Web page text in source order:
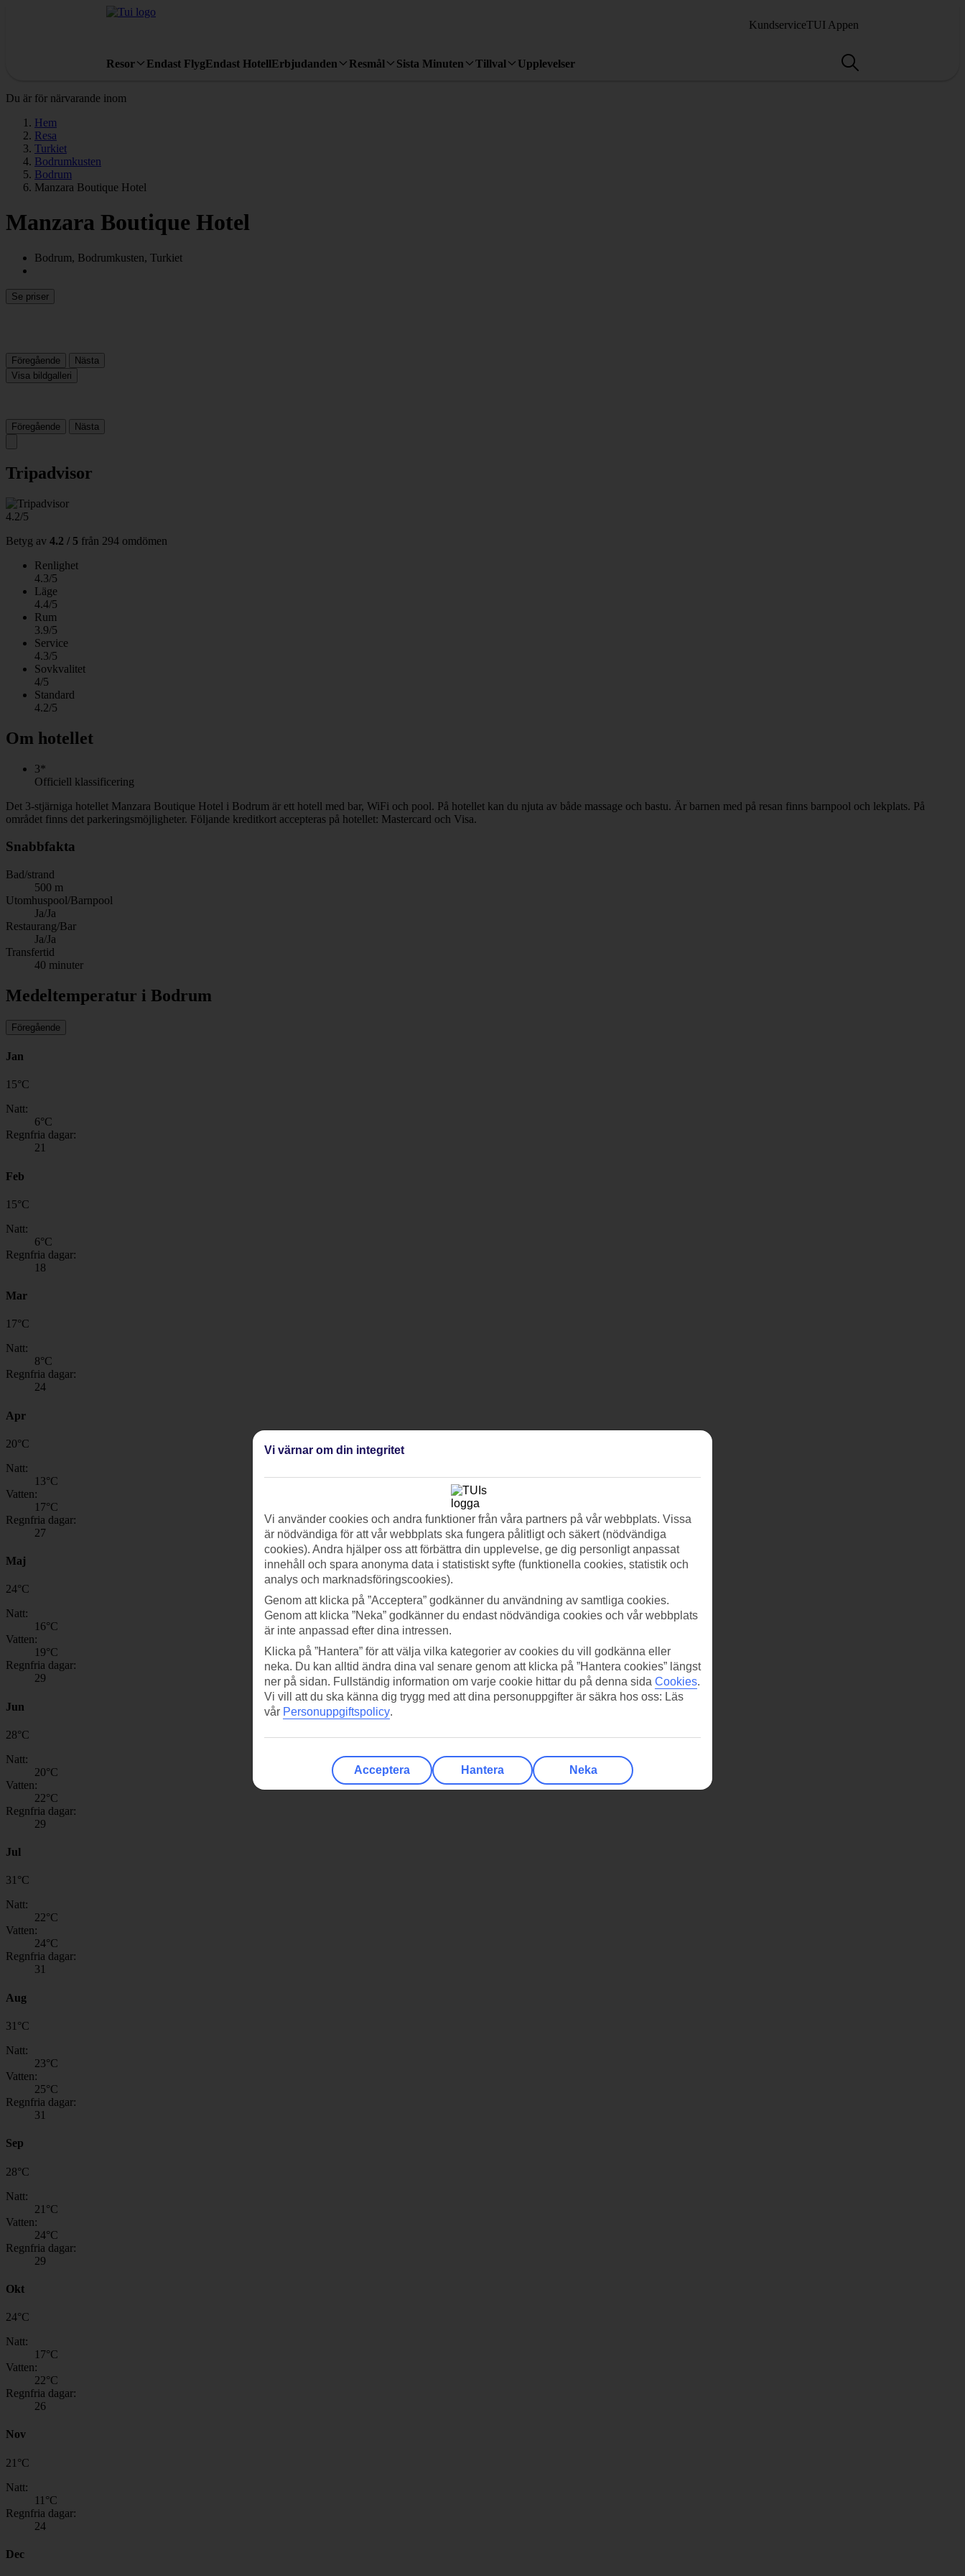
KundserviceTUI Appen
Resor Endast FlygEndast HotellErbjudanden Resmål Sista Minuten Tillval Upplevelser
Du är för närvarande inom
Hem
Resa
Turkiet
Bodrumkusten
Bodrum
Manzara Boutique Hotel
Manzara Boutique Hotel
Bodrum, Bodrumkusten, Turkiet
Se priser
Föregående
Nästa
Visa bildgalleri
Föregående Nästa
Tripadvisor
4.2/5
Betyg av 4.2 / 5 från 294 omdömen
Renlighet
4.3/5
Läge
4.4/5
Rum
3.9/5
Service
4.3/5
Sovkvalitet
4/5
Standard
4.2/5
Om hotellet
3*
Officiell klassificering
Det 3-stjärniga hotellet Manzara Boutique Hotel i Bodrum är ett hotell med bar, WiFi och pool. På hotellet kan du njuta av både massage och bastu. Är barnen med på resan finns barnpool och lekplats. På
området finns det parkeringsmöjligheter. Följande kreditkort accepteras på hotellet: Mastercard och Visa.
Snabbfakta
Bad/strand
500 m
Utomhuspool/Barnpool
Ja/Ja
Restaurang/Bar
Ja/Ja
Transfertid
40 minuter
Medeltemperatur i Bodrum
Föregående
Jan
15°C
Natt:
6°C
Regnfria dagar:
21
Feb
15°C
Natt:
6°C
Regnfria dagar:
18
Mar
17°C
Natt:
8°C
Regnfria dagar:
24
Apr
20°C
Natt:
13°C
Vatten:
17°C
Regnfria dagar:
27
Maj
24°C
Natt:
16°C
Vatten:
19°C
Regnfria dagar:
29
Jun
28°C
Natt:
20°C
Vatten:
22°C
Regnfria dagar:
29
Jul
31°C
Natt:
22°C
Vatten:
24°C
Regnfria dagar:
31
Aug
31 °C
Natt:
23°C
Vatten:
25°C
Regnfria dagar:
31
Sep
28°C
Natt:
21 °C
Vatten:
24°C
Regnfria dagar:
29
Okt
24°C
Natt:
17°C
Vatten:
22°C
Regnfria dagar:
26
Nov
21 °C
Natt:
11 °C
Regnfria dagar:
24
Dec
Vi värnar om din integritet
Vi använder cookies och andra funktioner från våra partners på vår webbplats. Vissa
är nödvändiga för att vår webbplats ska fungera pålitligt och säkert (nödvändiga
cookies). Andra hjälper oss att förbättra din upplevelse, ge dig personligt anpassat
innehåll och spara anonyma data i statistiskt syfte (funktionella cookies, statistik och
analys och marknadsföringscookies).
Genom att klicka på ”Acceptera” godkänner du användning av samtliga cookies.
Genom att klicka ”Neka” godkänner du endast nödvändiga cookies och vår webbplats
är inte anpassad efter dina intressen.
Klicka på ”Hantera” för att välja vilka kategorier av cookies du vill godkänna eller
neka. Du kan alltid ändra dina val senare genom att klicka på ”Hantera cookies” längst
ner på sidan. Fullständig information om varje cookie hittar du på denna sida Cookies.
Vi vill att du ska känna dig trygg med att dina personuppgifter är säkra hos oss: Läs
vår Personuppgiftspolicy.
Acceptera Hantera Neka